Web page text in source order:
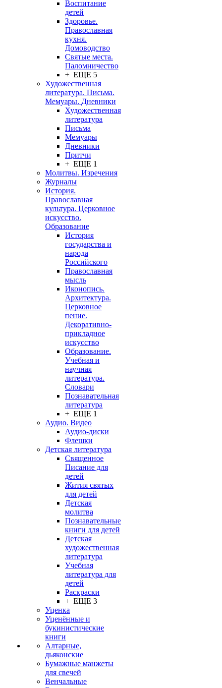
Воспитание
детей
Здоровье.
Православная
кухня.
Домоводство
Святые места.
Паломничество
+ ЕЩЕ 5
Художественная
литература. Письма.
Мемуары. Дневники
Художественная
литература
Письма
Мемуары
Дневники
Притчи
+ ЕЩЕ 1
Молитвы. Изречения
Журналы
История.
Православная
культура. Церковное
искусство.
Образование
История
государства и
народа
Российского
Православная
мысль
Иконопись.
Архитектура.
Церковное
пение.
Декоративно-
прикладное
искусство
Образование.
Учебная и
научная
литература.
Словари
Познавательная
литература
+ ЕЩЕ 1
Аудио. Видео
Аудио-диски
Флешки
Детская литература
Священное
Писание для
детей
Жития святых
для детей
Детская
молитва
Познавательные
книги для детей
Детская
художественная
литература
Учебная
литература для
детей
Раскраски
+ ЕЩЕ 3
Уценка
Уценённые и
букинистические
книги
Алтарные,
дьяконские
Бумажные манжеты
для свечей
Венчальные